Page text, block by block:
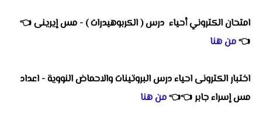
امتحان الكتروني أحياء درس ( الكربوهيدرات ) - مس إيرينى👈
👈من هنا
اختبار الكترونى احياء درس البروتينات والاحماض النووية - اعداد
مس إسراء جابر👈
👈من هنا